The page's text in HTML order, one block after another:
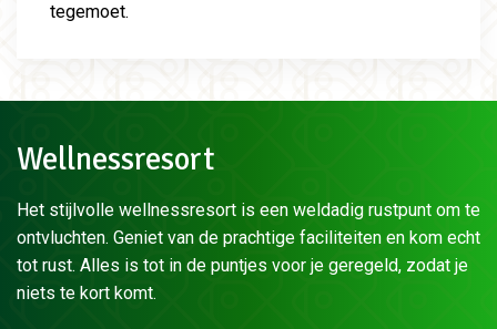
tegemoet.
Wellnessresort
Het stijlvolle wellnessresort is een weldadig rustpunt om te
ontvluchten. Geniet van de prachtige faciliteiten en kom echt
tot rust. Alles is tot in de puntjes voor je geregeld, zodat je
niets te kort komt.